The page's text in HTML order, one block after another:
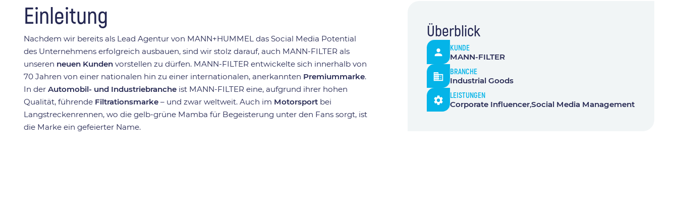
Einleitung
Nachdem wir bereits als Lead Agentur von MANN+HUMMEL das Social Media Potential
des Unternehmens erfolgreich ausbauen, sind wir stolz darauf, auch MANN-FILTER als
unseren neuen Kundenvorstellen zu dürfen. MANN-FILTER entwickelte sich innerhalb von
70 Jahren von einer nationalen hin zu einer internationalen, anerkannten Premiummarke.
In der Automobil- und Industriebrancheist MANN-FILTER eine, aufgrund ihrer hohen
Qualität, führende Filtrationsmarke– und zwar weltweit. Auch im Motorsportbei
Langstreckenrennen, wo die gelb-grüne Mamba für Begeisterung unter den Fans sorgt, ist
die Marke ein gefeierter Name.
Überblick
KUNDE
MANN-FILTER
BRANCHE
Industrial Goods
LEISTUNGEN
Corporate Influencer​Social Media Management